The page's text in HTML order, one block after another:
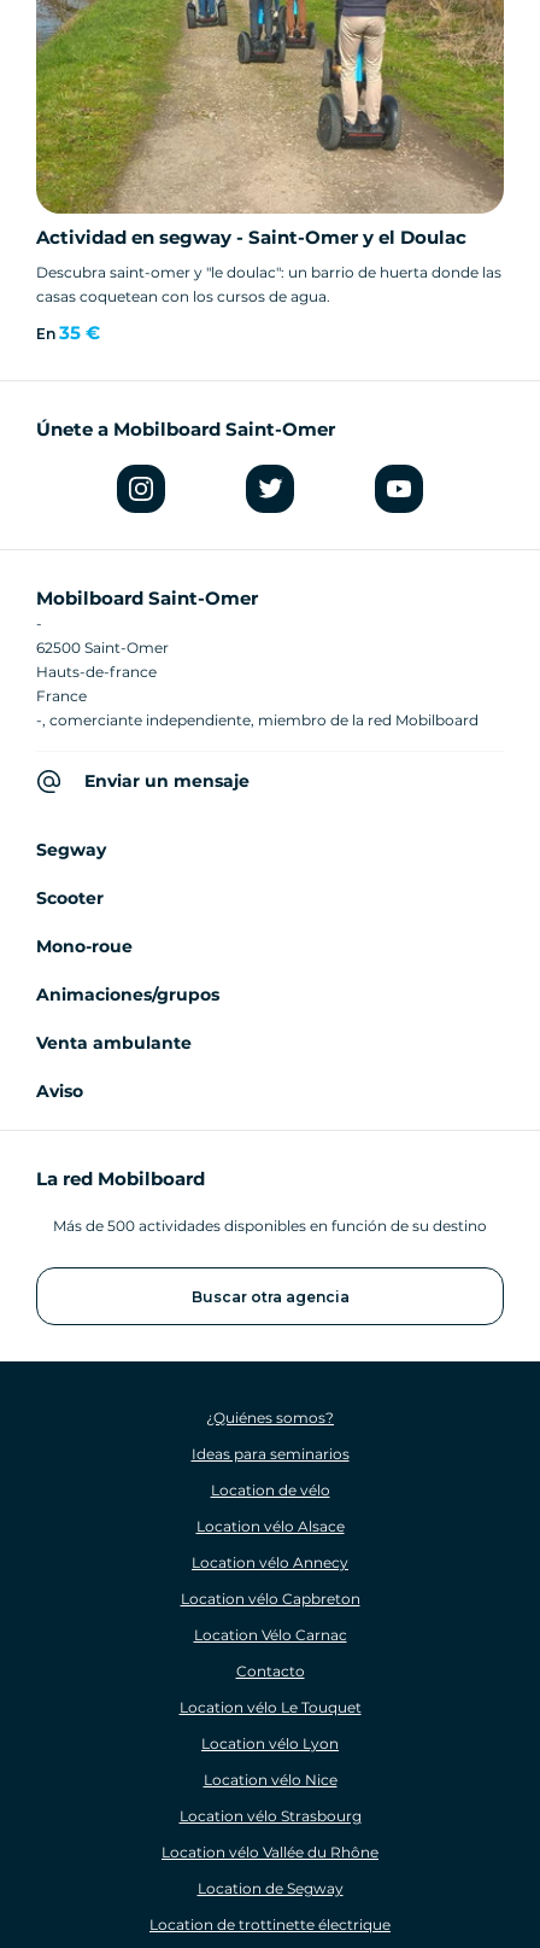
Actividad en segway - Saint-Omer y el Doulac
Descubra saint-omer y "le doulac": un barrio de huerta donde las
casas coquetean con los cursos de agua.
En 35 €
Únete a Mobilboard Saint-Omer
Mobilboard Saint-Omer
-
62500 Saint-Omer
Hauts-de-france
France
-, comerciante independiente, miembro de la red Mobilboard
Enviar un mensaje
Segway
Scooter
Mono-roue
Animaciones/grupos
Venta ambulante
Aviso
La red Mobilboard
Más de 500 actividades disponibles en función de su destino
Buscar otra agencia
¿Quiénes somos?
Ideas para seminarios
Location de vélo
Location vélo Alsace
Location vélo Annecy
Location vélo Capbreton
Location Vélo Carnac
Contacto
Location vélo Le Touquet
Location vélo Lyon
Location vélo Nice
Location vélo Strasbourg
Location vélo Vallée du Rhône
Location de Segway
Location de trottinette électrique